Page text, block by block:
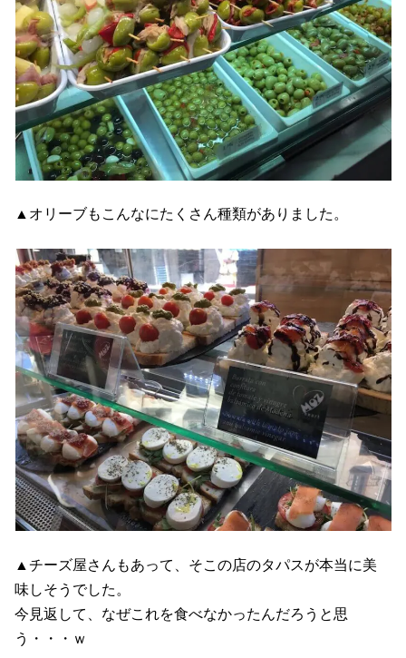
▲オリーブもこんなにたくさん種類がありました。
▲チーズ屋さんもあって、そこの店のタパスが本当に美
味しそうでした。
今見返して、なぜこれを食べなかったんだろうと思
う・・・ｗ